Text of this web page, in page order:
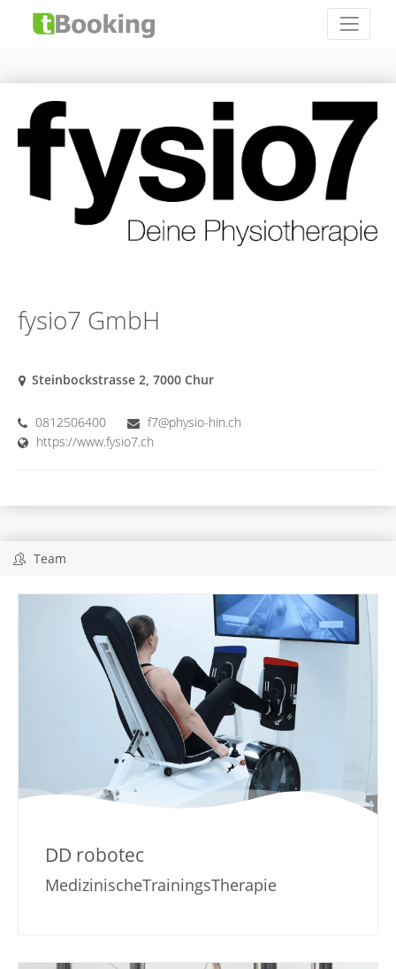
fysio7 GmbH
Steinbockstrasse 2, 7000 Chur
0812506400
f7@physio-hin.ch
https://www.fysio7.ch
Team
DD robotec
MedizinischeTrainingsTherapie